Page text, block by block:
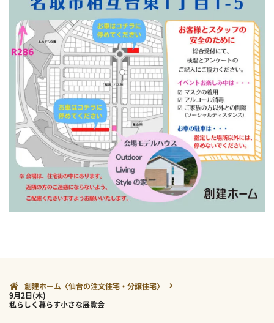
創建ホーム〈仙台の注文住宅・分譲住宅〉
9月2日(木)
私らしく暮らす小さな展覧会